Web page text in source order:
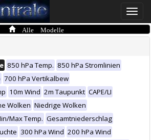
Toggle
Alle Modelle
850 hPa Temp. 850 hPa Stromlinien
700 hPa Vertikalbew
10m Wind 2m Taupunkt CAPE/LI
Wolken Niedrige Wolken
Max Temp. Gesamtniederschlag
300 hPa Wind 200 hPa Wind